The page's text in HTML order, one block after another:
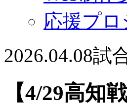
応援プロ
2026.04.08試
【4/29高知